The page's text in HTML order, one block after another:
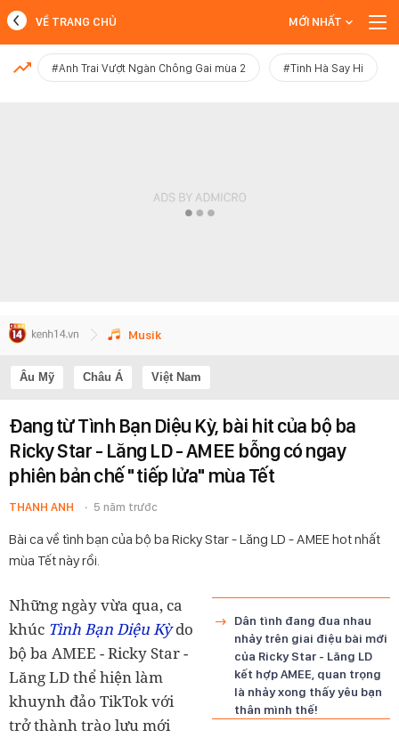
MỚI NHẤT
VỀ TRANG CHỦ MỚI NHẤT
#Anh Trai Vượt Ngàn Chông Gai mùa 2 #Tinh Hà Say Hi
Musik
Âu Mỹ Châu Á Việt Nam
Đang từ Tình Bạn Diệu Kỳ, bài hit của bộ ba
Ricky Star - Lăng LD - AMEE bỗng có ngay
phiên bản chế "tiếp lửa" mùa Tết
THANH ANH 5 năm trước
Bài ca về tình bạn của bộ ba Ricky Star - Lăng LD - AMEE hot nhất
mùa Tết này rồi.
Dân tình đang đua nhau
nhảy trên giai điệu bài mới
của Ricky Star - Lăng LD
kết hợp AMEE, quan trọng
là nhảy xong thấy yêu bạn
thân mình thế!
Những ngày vừa qua, ca
khúc Tình Bạn Diệu Kỳdo
bộ ba AMEE - Ricky Star -
Lăng LD thể hiện làm
khuynh đảo TikTok với
trở thành trào lưu mới